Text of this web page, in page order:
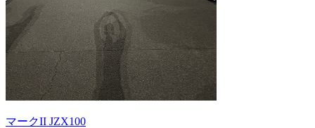
マークII JZX100